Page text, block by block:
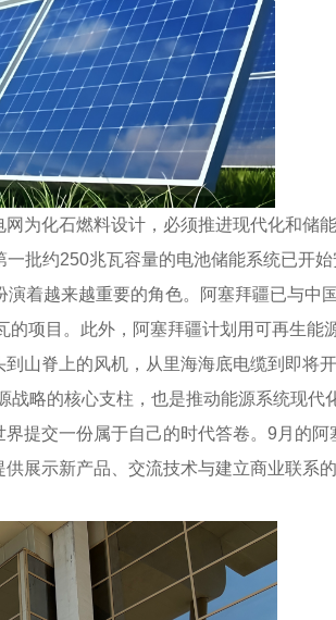
为化石燃料设计，必须推进现代化和储
批约250兆瓦容量的电池储能系统已开
着越来越重要的角色。阿塞拜疆已与中
项目。此外，阿塞拜疆计划用可再生能
山脊上的风机，从里海海底电缆到即将
略的核心支柱，也是推动能源系统现
提交一份属于自己的时代答卷。9月的
展示新产品、交流技术与建立商业联系